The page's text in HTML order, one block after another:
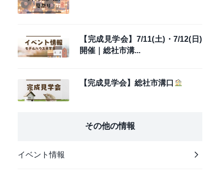
【完成見学会】7/11(土)・7/12(日)
開催｜総社市溝...
【完成見学会】総社市溝口
その他の情報
イベント情報